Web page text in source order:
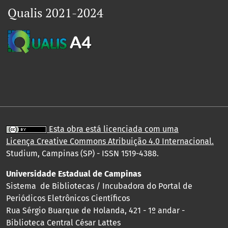
Qualis 2021-2024
Esta obra está licenciada com uma
Licença Creative Commons Atribuição 4.0 Internacional.
Studium, Campinas (SP) - ISSN 1519-4388.
Universidade Estadual de Campinas
Sistema de Bibliotecas / Incubadora do Portal de
Periódicos Eletrônicos Científicos
Rua Sérgio Buarque de Holanda, 421 - 1º andar -
Biblioteca Central César Lattes